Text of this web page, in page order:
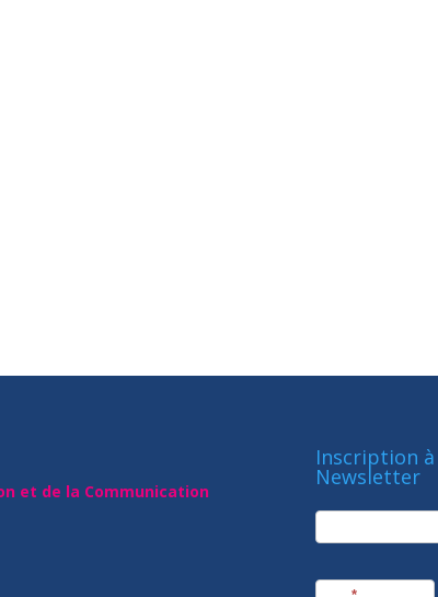
et de la Communication
Inscription à
Newsletter
newsletter